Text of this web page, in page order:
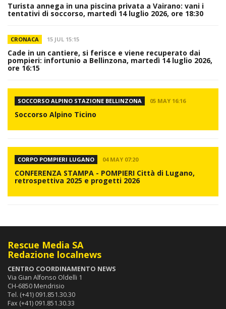
Turista annega in una piscina privata a Vairano: vani i
tentativi di soccorso, martedì 14 luglio 2026, ore 18:30
CRONACA 15 JUL 15:15
Cade in un cantiere, si ferisce e viene recuperato dai
pompieri: infortunio a Bellinzona, martedì 14 luglio 2026,
ore 16:15
SOCCORSO ALPINO STAZIONE BELLINZONA 05 MAY 16:16
Soccorso Alpino Ticino
CORPO POMPIERI LUGANO 04 MAY 07:20
CONFERENZA STAMPA - POMPIERI Città di Lugano,
retrospettiva 2025 e progetti 2026
Rescue Media SA
Redazione localnews
CENTRO COORDINAMENTO NEWS
Via Gian Alfonso Oldelli 1
CH-6850 Mendrisio
Tel. (+41) 091.851.30.30
Fax (+41) 091.851.30.33